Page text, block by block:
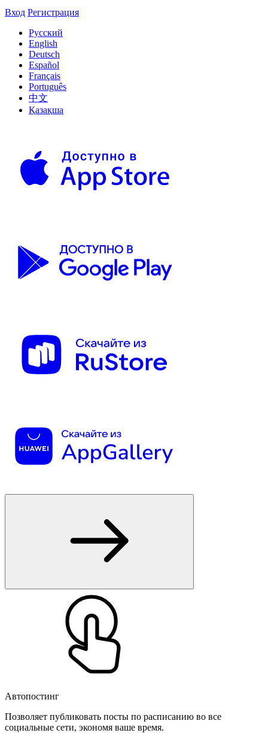
Вход Регистрация
Русский
English
Deutsch
Español
Français
Português
中文
Қазақша
Автопостинг
Позволяет публиковать посты по расписанию во все
социальные сети, экономя ваше время.